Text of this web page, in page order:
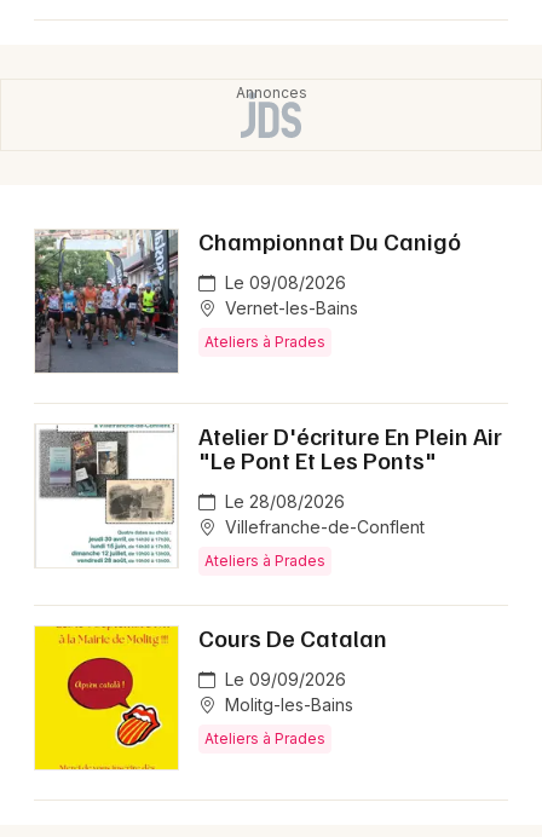
Ateliers en Languedoc-Roussillon
Ateliers en Occitanie
Newsletter des sorties
Artistes en tournée
Magazine à Prades
Toulouse
Championnat Du Canigó
Le 09/08/2026
Vernet-les-Bains
Ateliers à Prades
Atelier D'écriture En Plein Air
"Le Pont Et Les Ponts"
Le 28/08/2026
Villefranche-de-Conflent
Ateliers à Prades
Cours De Catalan
Le 09/09/2026
Molitg-les-Bains
Ateliers à Prades